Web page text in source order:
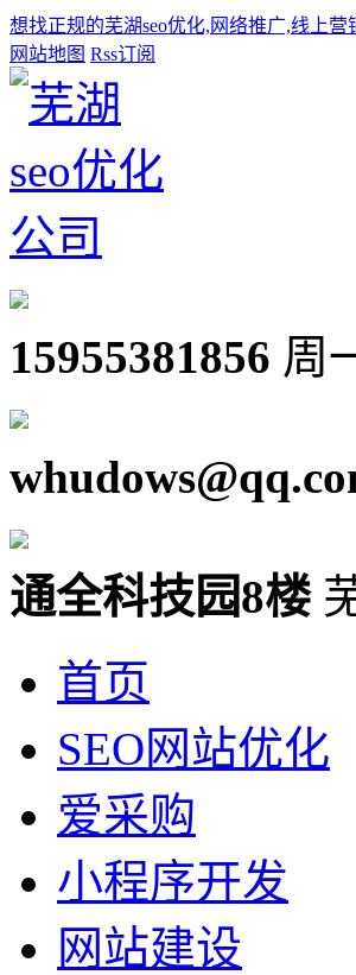
想找正规的芜湖seo优化,网络推广,线上
网站地图 Rss订阅
15955381856 周
通全科技园8楼
首页
SEO网站优化
爱采购
小程序开发
网站建设